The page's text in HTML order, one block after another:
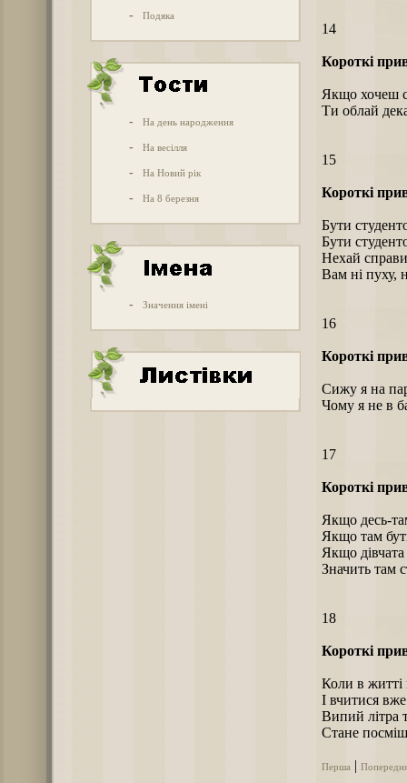
- Подяка
- На день народження
- На весілля
- На Новий рік
- На 8 березня
- Значення імені
14
Короткі
Якщо хочеш
Ти облай
15
Короткі
Бути
Бути
Нехай
Вам ні пуху,
16
Короткі
Сижу я на
Чому я не в
17
Короткі
Якщо десь-
Якщо там
Якщо
Значить там
18
Короткі
Коли в житті
І вчитися
Випий літра
Стане
Перша